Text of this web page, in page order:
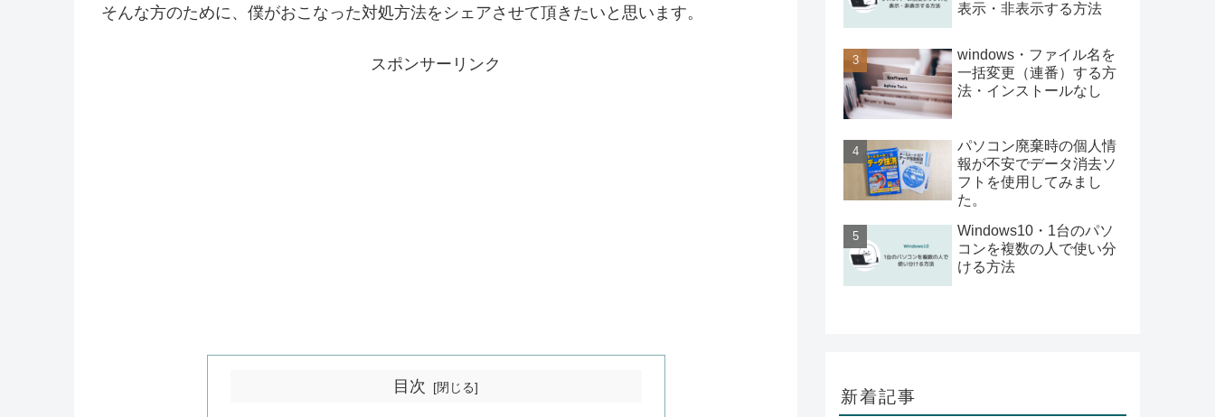
そんな方のために、僕がおこなった対処方法をシェアさせて頂きたいと思います。
スポンサーリンク
目次
表示・非表示する方法
windows・ファイル名を
一括変更（連番）する方
法・インストールなし
パソコン廃棄時の個人情
報が不安でデータ消去ソ
フトを使用してみまし
た。
Windows10・1台のパソ
コンを複数の人で使い分
ける方法
新着記事